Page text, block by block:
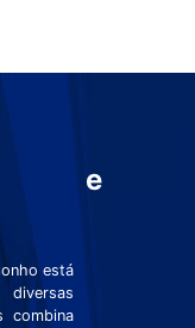
e
está
combina